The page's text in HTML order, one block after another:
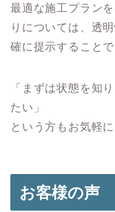
最適な施工プラン
りについては、透
確に提示すること
「まずは状態を知
たい」
という方もお気軽
お客様の声